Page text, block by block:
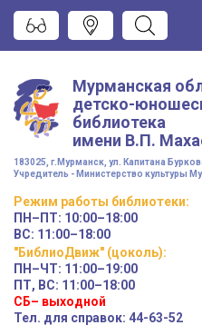
Мурманская
детско-
библиотека
имени В.П.
183025, г.Мурманск, ул. Капитана
Учредитель - Министерство культуры
Режим работы библиотеки:
ПН–ПТ: 10:00–18:00
ВС: 11:00–18:00
"БиблиоДвиж" (цоколь):
ПН–ЧТ: 11:00–19:00
ПТ, ВС: 11:00–18:00
СБ– выходной
Тел. для справок: 44-63-52